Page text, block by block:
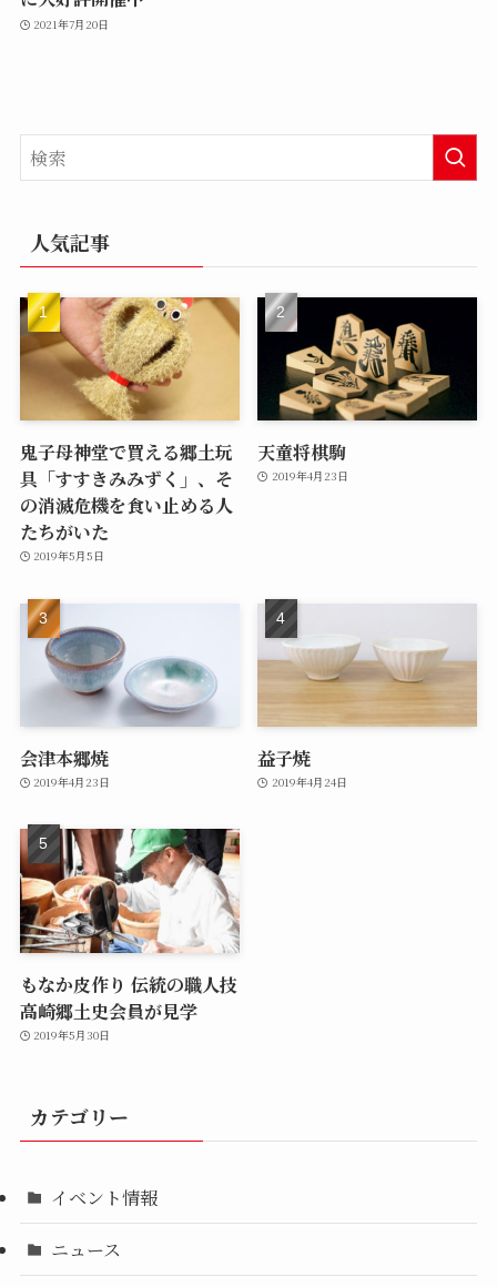
2021年7月20日
人気記事
鬼子母神堂で買える郷土玩
具「すすきみみずく」、そ
の消滅危機を食い止める人
たちがいた
2019年5月5日
天童将棋駒
2019年4月23日
会津本郷焼
2019年4月23日
益子焼
2019年4月24日
もなか皮作り 伝統の職人技
高崎郷土史会員が見学
2019年5月30日
カテゴリー
イベント情報
ニュース